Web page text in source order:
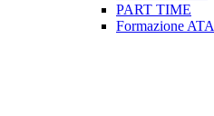
PART TIME
Formazione ATA